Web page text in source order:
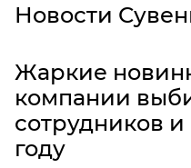
Новости
Жаркие
компании
сотрудников и
году